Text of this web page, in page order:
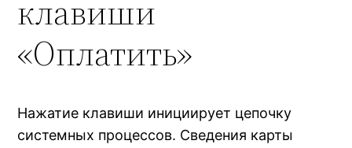
клавиши
«Оплатить»
Нажатие клавиши инициирует цепочку
системных процессов. Сведения карты